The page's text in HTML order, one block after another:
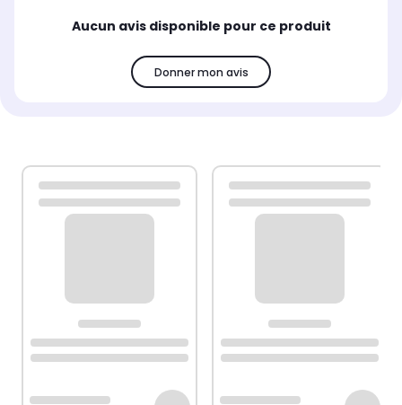
Aucun avis disponible pour ce produit
Donner mon avis